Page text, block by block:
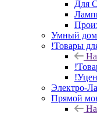
Для
Умный дом
!Товары
Электро-
Прямой